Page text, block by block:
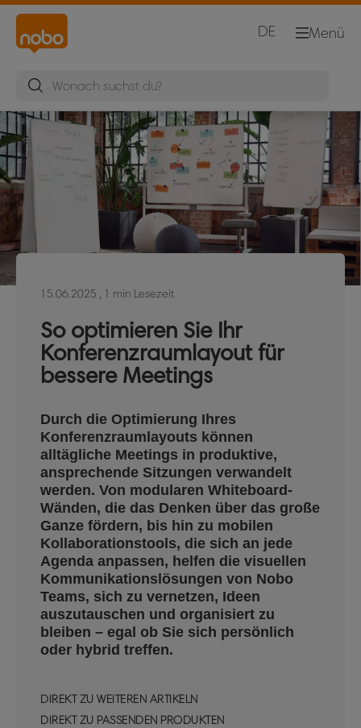
Menü
DE
15.06.2025 , 1 min Lesezeit
So optimieren Sie Ihr
Konferenzraumlayout für
bessere Meetings
Durch die Optimierung Ihres
Konferenzraumlayouts können
alltägliche Meetings in produktive,
ansprechende Sitzungen verwandelt
werden. Von modularen Whiteboard-
Wänden, die das Denken über das große
Ganze fördern, bis hin zu mobilen
Kollaborationstools, die sich an jede
Agenda anpassen, helfen die visuellen
Kommunikationslösungen von Nobo
Teams, sich zu vernetzen, Ideen
auszutauschen und organisiert zu
bleiben – egal ob Sie sich persönlich
oder hybrid treffen.
DIREKT ZU WEITEREN ARTIKELN
DIREKT ZU PASSENDEN PRODUKTEN